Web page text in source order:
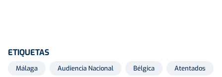
ETIQUETAS
Málaga Audiencia Nacional Bélgica Atentados